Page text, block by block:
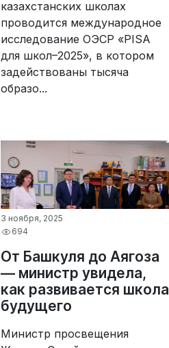
казахстанских школах
проводится международное
исследование ОЭСР «PISA
для школ–2025», в котором
задействованы тысяча
образо...
3 ноября, 2025
694
От Башкуля до Аягоза
— министр увидела,
как развивается школа
будущего
Министр просвещения